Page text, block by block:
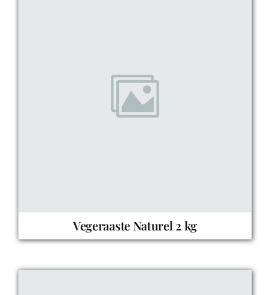
Vegeraaste Naturel 2 kg